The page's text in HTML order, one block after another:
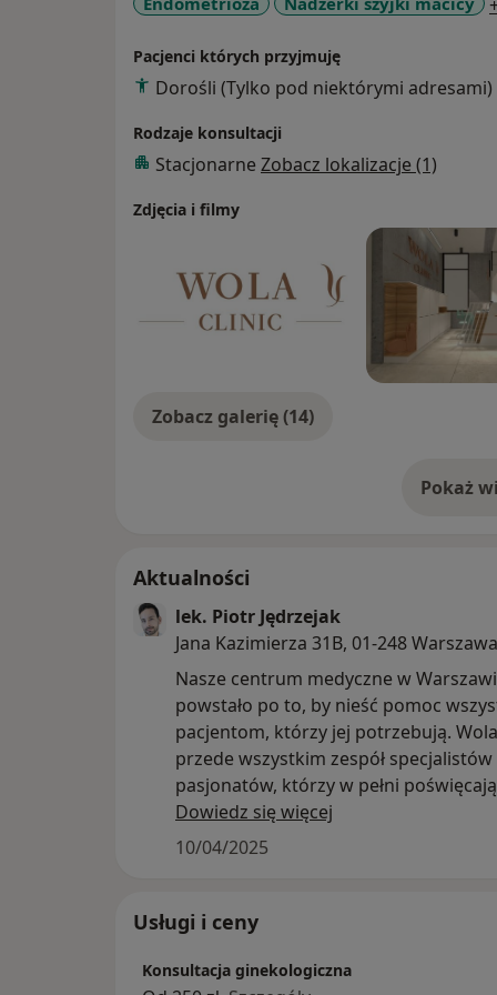
dolnego pietra twarzy (zmarszczki lwie,
ust, brodę brukowaną, kryzę
hialuronowym, plastyką ust oraz
usuwaniem tkanki tłuszczowej z
zagęszczających skórę i liftingujących, a
owłosionej głowy z zastosowaniem
bogatopłytkowego i fibryny. Ostatnio
zastosowaniem laserów i fal
Pacjenci których przyjmuję
Dorośli (Tylko pod niektórymi adresami)
Rodzaje konsultacji
Stacjonarne Zobacz lokalizacje (1)
Zdjęcia i filmy
Zobacz galerię (14)
Pokaż o
Aktualności
lek. Piotr Jędrzejak
Jana Kazimierza 31B, 01-248 Warszawa
Nasze centrum medyczne w
powstało po to, by nieść pomoc
pacjentom, którzy jej potrzebują.
przede wszystkim zespół specjalistów
pasjonatów, którzy w pełni
którą kochają i która sprawia im
przyjemność.
motywuje nas do dalszej wytężonej
sens. Dowiesz się o nas więcej –
Dowiedz się więcej
10/04/2025
Usługi i ceny
Konsultacja ginekologiczna